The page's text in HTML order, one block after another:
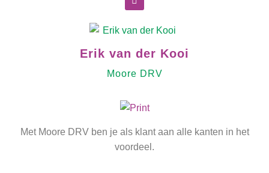
Erik van der Kooi
Moore DRV
Met Moore DRV ben je als klant aan alle kanten in het
voordeel.